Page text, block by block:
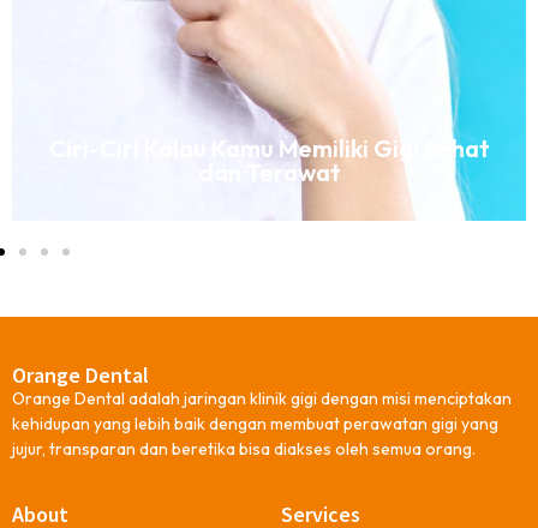
Dental Bleaching; Cara Ampuh
Mengatasi Gigi Kuning
Orange Dental
Orange Dental adalah jaringan klinik gigi dengan misi menciptakan
kehidupan yang lebih baik dengan membuat perawatan gigi yang
jujur, transparan dan beretika bisa diakses oleh semua orang.
About Services